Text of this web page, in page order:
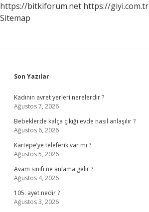
https://bitkiforum.net https://giyi.com.tr
Sitemap
Sidebar
Son Yazılar
Kadının avret yerleri nerelerdir ?
Ağustos 7, 2026
Bebeklerde kalça çıkığı evde nasıl anlaşılır ?
Ağustos 6, 2026
Kartepe’ye teleferik var mı ?
Ağustos 5, 2026
Avam sınıfı ne anlama gelir ?
Ağustos 4, 2026
105. ayet nedir ?
Ağustos 3, 2026